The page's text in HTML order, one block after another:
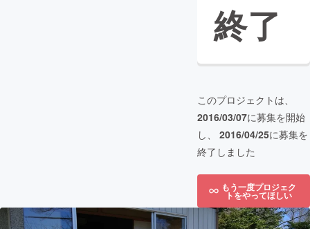
終了
このプロジェクトは、
2016/03/07に募集を開始
し、 2016/04/25に募集を
終了しました
もう一度プロジェク
トをやってほしい